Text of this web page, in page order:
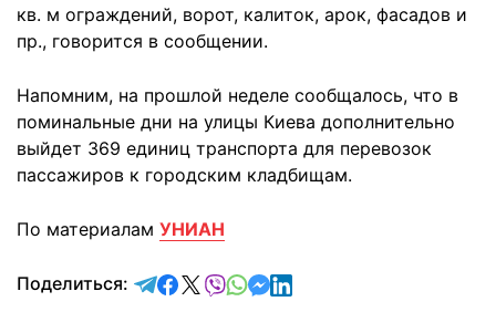
кв. м ограждений, ворот, калиток, арок, фасадов и
пр., говорится в сообщении.
Напомним, на прошлой неделе сообщалось, что в
поминальные дни на улицы Киева дополнительно
выйдет 369 единиц транспорта для перевозок
пассажиров к городским кладбищам.
По материалам УНИАН
Поделиться: отправить в Telegram
поделиться в Facebook
поделиться в X
отправить в Viber
отправить в Whatsapp
отправить в Messenger
отправить в LinkedIn